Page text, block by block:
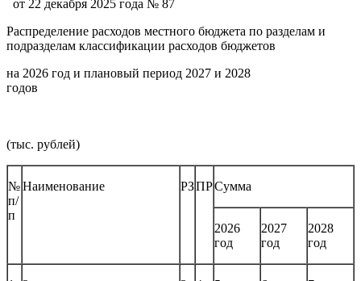
от 22 декабря 2025 года № 87
Распределение расходов местного бюджета по разделам и
подразделам классификации расходов бюджетов
на 2026 год и плановый период 2027 и 2028
годов
(тыс. рублей)
№
п/
п
Наименование РЗПРСумма
2026
год
2027
год
2028
год